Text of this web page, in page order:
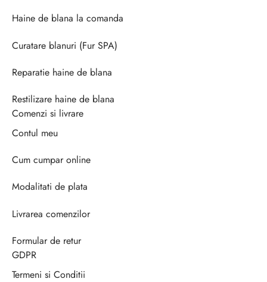
Haine de blana la comanda
Curatare blanuri (Fur SPA)
Reparatie haine de blana
Restilizare haine de blana
Comenzi si livrare
Contul meu
Cum cumpar online
Modalitati de plata
Livrarea comenzilor
Formular de retur
GDPR
Termeni si Conditii